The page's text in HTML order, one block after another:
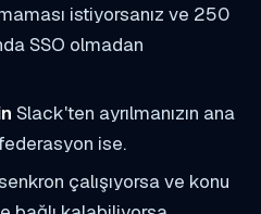
istiyorsanız ve 250
SSO olmadan
Slack'ten ayrılmanızın ana
ise.
çalışıyorsa ve konu